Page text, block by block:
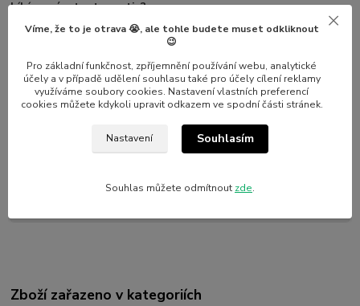
Líbí se vám tento motiv?
Rádi vám natiskneme tento motiv na kterýkoliv z našich produktů
napíšete
Zboží zařazeno v kategoriích
Víme, že to je otrava 😭, ale tohle budete muset odkliknout
😉
Pro základní funkčnost, zpříjemnění používání webu, analytické
účely a v případě udělení souhlasu také pro účely cílení reklamy
využíváme soubory cookies. Nastavení vlastních preferencí
cookies můžete kdykoli upravit odkazem ve spodní části stránek.
Nastavení Souhlasím
Souhlas můžete odmítnout zde.